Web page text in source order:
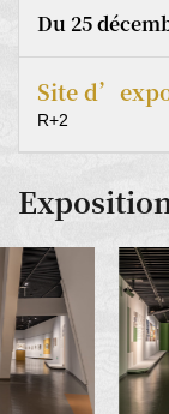
Du 25
Site
R+2